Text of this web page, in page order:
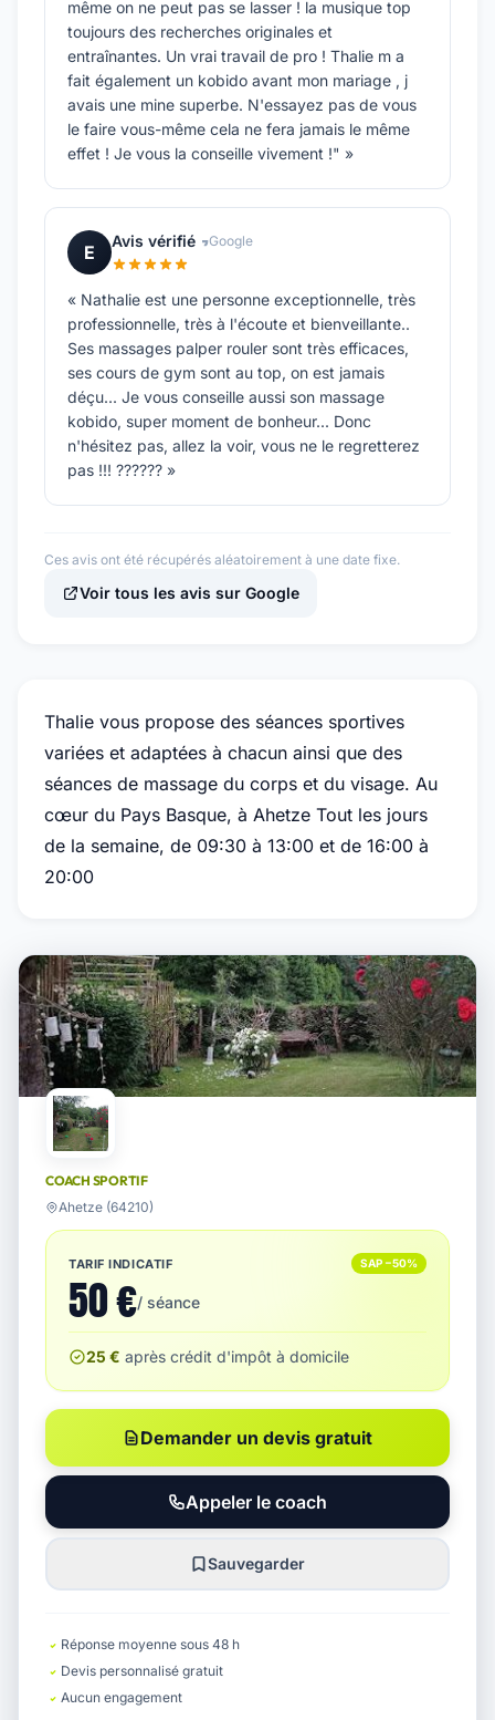
même on ne peut pas se lasser ! la musique top
toujours des recherches originales et
entraînantes. Un vrai travail de pro ! Thalie m a
fait également un kobido avant mon mariage , j
avais une mine superbe. N'essayez pas de vous
le faire vous-même cela ne fera jamais le même
effet ! Je vous la conseille vivement !" »
E
Avis vérifié Google
« Nathalie est une personne exceptionnelle, très
professionnelle, très à l'écoute et bienveillante..
Ses massages palper rouler sont très efficaces,
ses cours de gym sont au top, on est jamais
déçu... Je vous conseille aussi son massage
kobido, super moment de bonheur... Donc
n'hésitez pas, allez la voir, vous ne le regretterez
pas !!! ?????? »
Ces avis ont été récupérés aléatoirement à une date fixe.
Voir tous les avis sur Google
Thalie vous propose des séances sportives
variées et adaptées à chacun ainsi que des
séances de massage du corps et du visage. Au
cœur du Pays Basque, à Ahetze Tout les jours
de la semaine, de 09:30 à 13:00 et de 16:00 à
20:00
COACH SPORTIF
Ahetze (64210)
TARIF INDICATIF SAP −50%
50 €/ séance
25 € après crédit d'impôt à domicile
Demander un devis gratuit
Appeler le coach
Sauvegarder
Réponse moyenne sous 48 h
Devis personnalisé gratuit
Aucun engagement